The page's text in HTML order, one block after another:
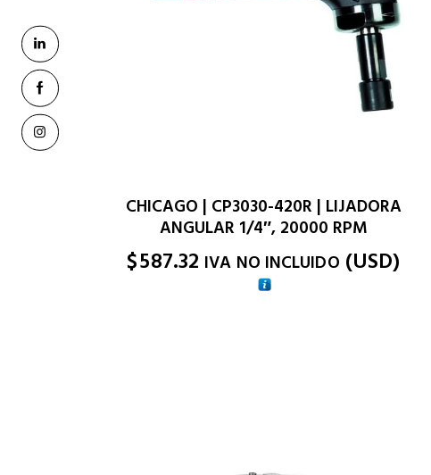
CHICAGO | CP3030-420R | LIJADORA
ANGULAR 1/4″, 20000 RPM
$587.32 IVA NO INCLUIDO (USD)